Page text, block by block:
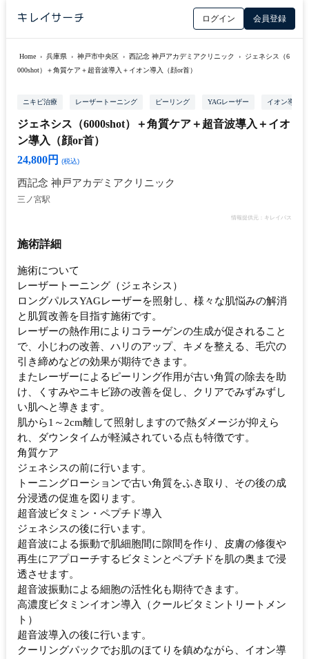
ログイン 会員登録
Home › 兵庫県 › 神戸市中央区 › 西記念 神戸アカデミアクリニック ›
ジェネシス（6
000shot）＋角質ケア＋超音波導入＋イオン導入（顔or首）
ニキビ治療 レーザートーニング ピーリング YAGレーザー イオン導入
ジェネシス（6000shot）＋角質ケア＋超音波導入＋イオ
ン導入（顔or首）
24,800円
(税込)
西記念 神戸アカデミアクリニック
三ノ宮駅
情報提供元：キレイパス
施術詳細
施術について
レーザートーニング（ジェネシス）
ロングパルスYAGレーザーを照射し、様々な肌悩みの解消
と肌質改善を目指す施術です。
レーザーの熱作用によりコラーゲンの生成が促されること
で、小じわの改善、ハリのアップ、キメを整える、毛穴の
引き締めなどの効果が期待できます。
またレーザーによるピーリング作用が古い角質の除去を助
け、くすみやニキビ跡の改善を促し、クリアでみずみずし
い肌へと導きます。
肌から1～2cm離して照射しますので熱ダメージが抑えら
れ、ダウンタイムが軽減されている点も特徴です。
角質ケア
ジェネシスの前に行います。
トーニングローションで古い角質をふき取り、その後の成
分浸透の促進を図ります。
超音波ビタミン・ペプチド導入
ジェネシスの後に行います。
超音波による振動で肌細胞間に隙間を作り、皮膚の修復や
再生にアプローチするビタミンとペプチドを肌の奥まで浸
透させます。
超音波振動による細胞の活性化も期待できます。
高濃度ビタミンイオン導入（クールビタミントリートメン
ト）
超音波導入の後に行います。
クーリングパックでお肌のほてりを鎮めながら、イオン導